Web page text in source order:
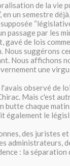
de la vie
en un semestre
passage par les
de lois
Nous suggérons
Nous affichons
une
observé de
Mais c'est
chaque
également le
des juristes
administrateurs,
: la séparation